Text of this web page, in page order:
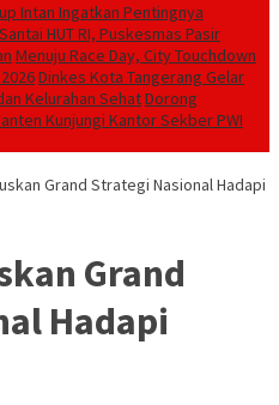
Intan Ingatkan Pentingnya
HUT RI, Puskesmas Pasir
Menuju Race Day, City Touchdown
Dinkes Kota Tangerang Gelar
Kelurahan SehatDorong
Kunjungi Kantor Sekber PWI
Grand Strategi Nasional Hadapi
Grand
Hadapi